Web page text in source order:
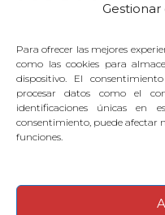
Para ofrecer las mejores
como las cookies para
dispositivo. El
procesar datos como el
identificaciones únicas en
consentimiento, puede afectar
funciones.
tanto, hay un
Cuando
crearya
Juntos